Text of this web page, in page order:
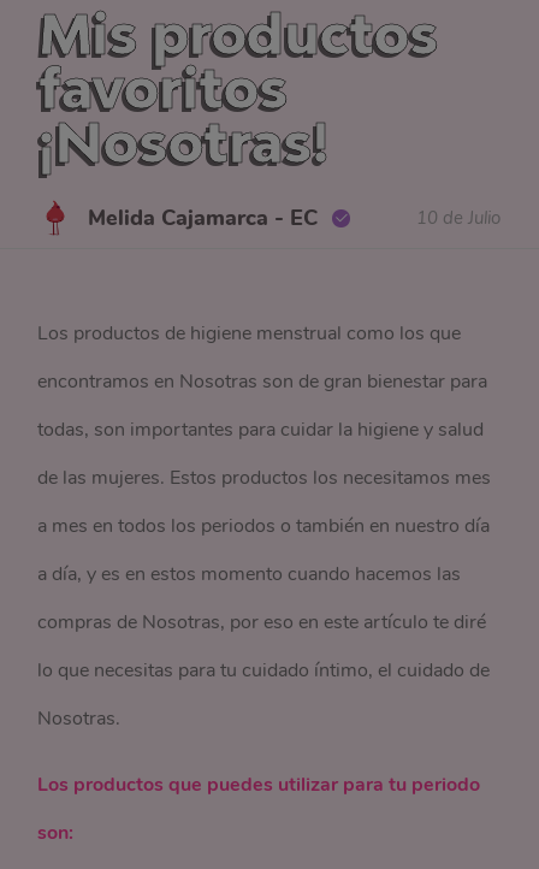
Mis productos
favoritos
¡Nosotras!
Melida Cajamarca - EC 10 de Julio
Los productos de higiene menstrual como los que
encontramos en Nosotras son de gran bienestar para
todas, son importantes para cuidar la higiene y salud
de las mujeres. Estos productos los necesitamos mes
a mes en todos los periodos o también en nuestro día
a día, y es en estos momento cuando hacemos las
compras de Nosotras, por eso en este artículo te diré
lo que necesitas para tu cuidado íntimo, el cuidado de
Nosotras.
Los productos que puedes utilizar para tu periodo
son: